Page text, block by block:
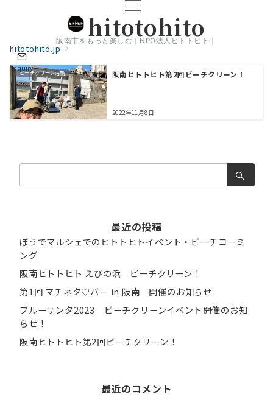
hitotohito
阪南市をもっと楽しむ｜NPO法人ヒトトヒト｜
Inquiry
hitotohito.jp
ビーチクリーン活動 阪南ヒトトヒト第2回ビーチクリーン！
2022年11月8日
索：
最近の投稿
ぼうでマルシェでのヒトトヒトイベント・ビーチコーミ
ング
阪南ヒトトヒト えびの浜 ビーチクリーン！
第1回 マチネタ♡バー in 阪南 開催のお知らせ
ブルーサンタ2023 ビーチクリーンイベント開催のお知
らせ！
阪南ヒトトヒト第2回ビーチクリーン！
最近のコメント